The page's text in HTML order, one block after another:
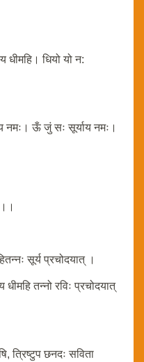
धीमहि। धियो यो न:
नमः। ऊँ जुं सः सूर्याय नमः।
सूर्य प्रचोदयात् ।
तन्नो रविः प्रचोदयात्
त्रिष्टुप छनदः सविता